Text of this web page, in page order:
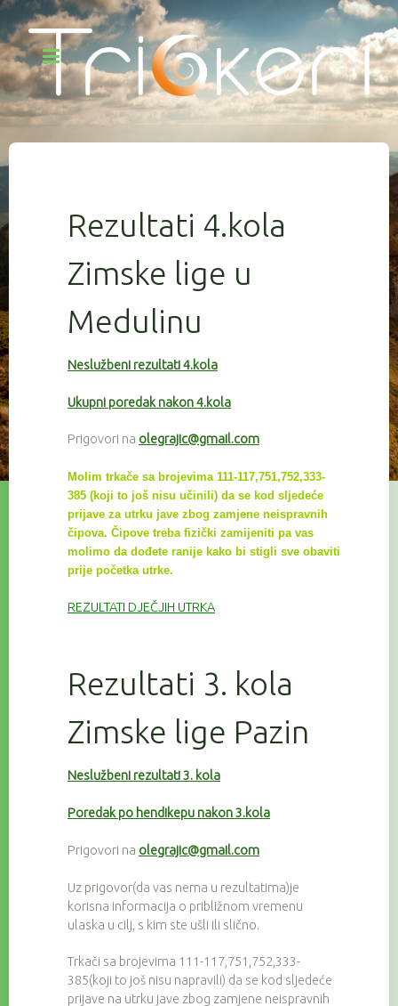
Rezultati 4.kola
Zimske lige u
Medulinu
Neslužbeni rezultati 4.kola
Ukupni poredak nakon 4.kola
Prigovori na olegrajic@gmail.com
Molim trkače sa brojevima 111-117,751,752,333-
385 (koji to još nisu učinili) da se kod sljedeće
prijave za utrku jave zbog zamjene neispravnih
čipova. Čipove treba fizički zamijeniti pa vas
molimo da dođete ranije kako bi stigli sve obaviti
prije početka utrke.
REZULTATI DJEČJIH UTRKA
Rezultati 3. kola
Zimske lige Pazin
Neslužbeni rezultati 3. kola
Poredak po hendikepu nakon 3.kola
Prigovori na olegrajic@gmail.com
Uz prigovor(da vas nema u rezultatima)je
korisna informacija o približnom vremenu
ulaska u cilj, s kim ste ušli ili slično.
Trkači sa brojevima 111-117,751,752,333-
385(koji to još nisu napravili) da se kod sljedeće
prijave na utrku jave zbog zamjene neispravnih